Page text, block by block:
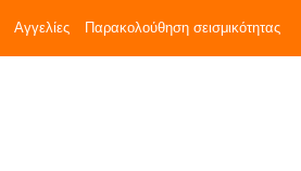
Αγγελίες Παρακολούθηση σεισμικότητας